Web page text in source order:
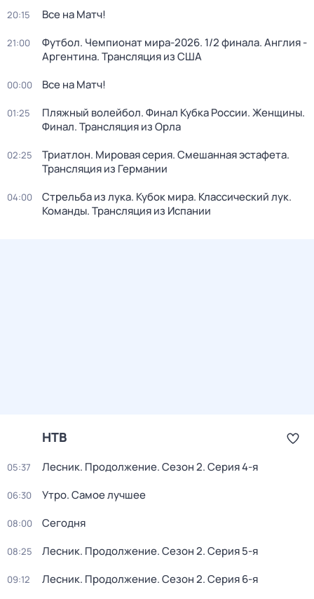
20:15 Все на Матч!
21:00
Футбол. Чемпионат мира-2026. 1/2 финала. Англия -
Аргентина. Трансляция из США
00:00 Все на Матч!
01:25
Пляжный волейбол. Финал Кубка России. Женщины.
Финал. Трансляция из Орла
02:25
Триатлон. Мировая серия. Смешанная эстафета.
Трансляция из Германии
04:00
Стрельба из лука. Кубок мира. Классический лук.
Команды. Трансляция из Испании
НТВ
05:37 Лесник. Продолжение. Сезон 2. Серия 4-я
06:30 Утро. Самое лучшее
08:00 Сегодня
08:25 Лесник. Продолжение. Сезон 2. Серия 5-я
09:12 Лесник. Продолжение. Сезон 2. Серия 6-я